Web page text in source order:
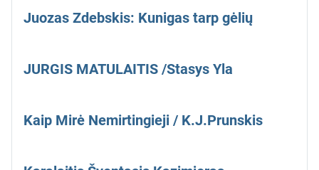
Juozas Zdebskis: Kunigas tarp gėlių
JURGIS MATULAITIS /Stasys Yla
Kaip Mirė Nemirtingieji / K.J.Prunskis